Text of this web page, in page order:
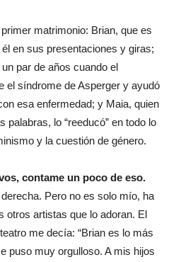
matrimonio: Brian, que es
en sus presentaciones y giras;
par de años cuando el
el síndrome de Asperger y ayudó
esa enfermedad; y Maia, quien
palabras, lo “reeducó” en todo lo
y la cuestión de género.
contame un poco de eso.
Pero no es solo mío, ha
otros artistas que lo adoran. El
me decía: “Brian es lo más
puso muy orgulloso. A mis hijos